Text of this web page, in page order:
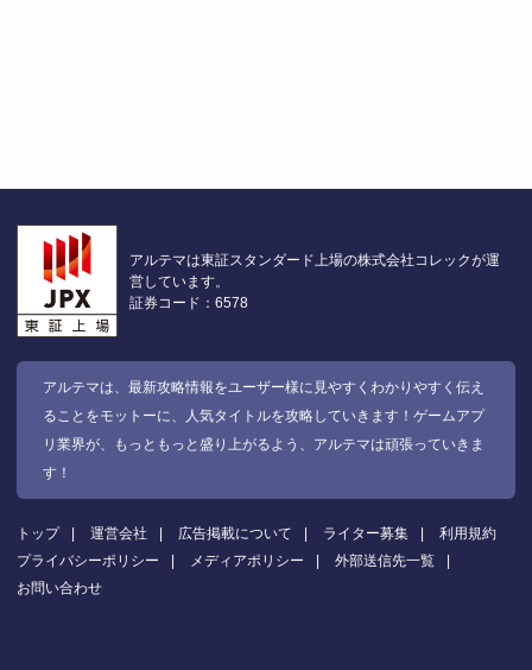
アルテマは東証スタンダード上場の株式会社コレックが運
営しています。
証券コード：6578
アルテマは、最新攻略情報をユーザー様に見やすくわかりやすく伝え
ることをモットーに、人気タイトルを攻略していきます！ゲームアプ
リ業界が、もっともっと盛り上がるよう、アルテマは頑張っていきま
す！
トップ 運営会社 広告掲載について ライター募集
利用規約
プライバシーポリシー
メディアポリシー
外部送信先一覧
お問い合わせ